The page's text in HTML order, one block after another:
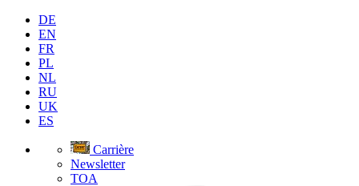
DE
EN
FR
PL
NL
RU
UK
ES
Carrière
Newsletter
TOA